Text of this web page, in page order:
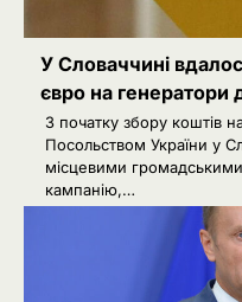
У Словаччині
євро на генератори
З початку збору коштів
Посольством України у
місцевими громадськими
кампанію,…
2
Фонду
України
Ivanov